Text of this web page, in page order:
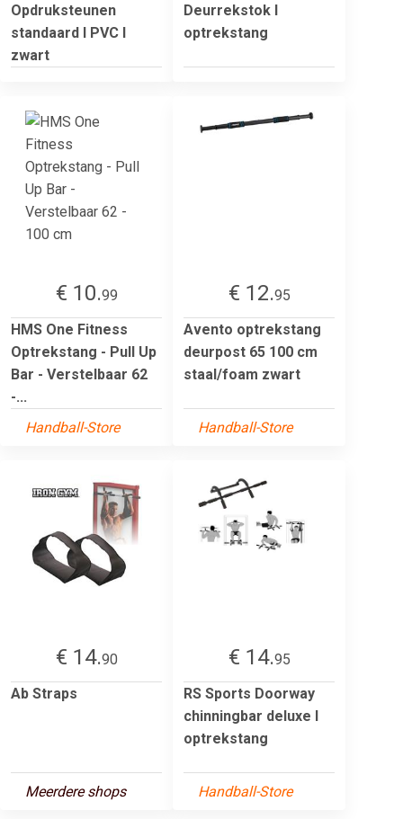
Opdruksteunen
standaard l PVC l
zwart
Deurrekstok l
optrekstang
€ 10.99
HMS One Fitness
Optrekstang - Pull Up
Bar - Verstelbaar 62
-...
Handball-Store
€ 12.95
Avento optrekstang
deurpost 65 100 cm
staal/foam zwart
Handball-Store
€ 14.90
Ab Straps
Meerdere shops
€ 14.95
RS Sports Doorway
chinningbar deluxe l
optrekstang
Handball-Store